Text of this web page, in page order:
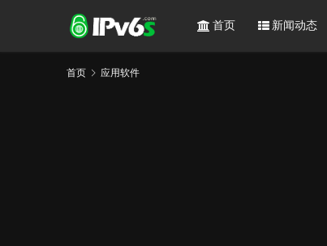
首页 新闻动态
首页 应用软件